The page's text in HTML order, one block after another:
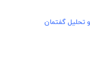
تحلیل گفتمان